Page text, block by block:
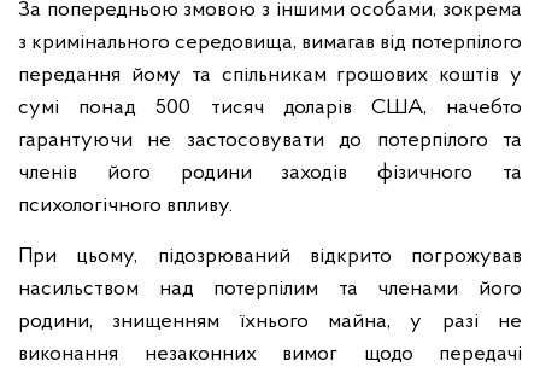
За попередньою змовою з іншими особами, зокрема
з кримінального середовища, вимагав від потерпілого
передання йому та спільникам грошових коштів у
сумі понад 500 тисяч доларів США, начебто
гарантуючи не застосовувати до потерпілого та
членів його родини заходів фізичного та
психологічного впливу.
При цьому, підозрюваний відкрито погрожував
насильством над потерпілим та членами його
родини, знищенням їхнього майна, у разі не
виконання незаконних вимог щодо передачі